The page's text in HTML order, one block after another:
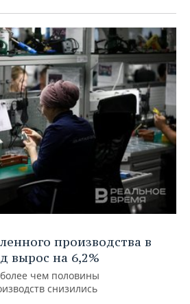
производства в
вырос на 6,2%
чем половины
снизились